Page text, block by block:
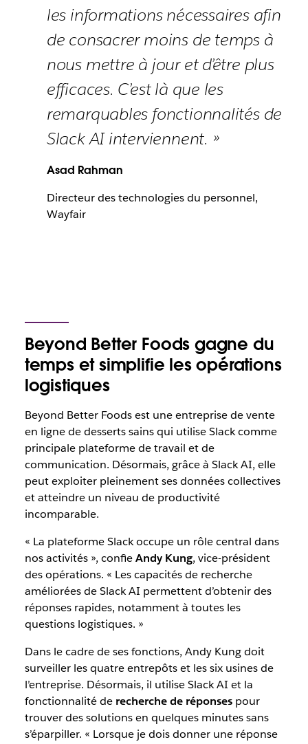
les informations nécessaires afin
de consacrer moins de temps à
nous mettre à jour et d’être plus
efficaces. C’est là que les
remarquables fonctionnalités de
Slack AI interviennent. »
Asad Rahman
Directeur des technologies du personnel,
Wayfair
Beyond Better Foods gagne du
temps et simplifie les opérations
logistiques
Beyond Better Foods est une entreprise de vente
en ligne de desserts sains qui utilise Slack comme
principale plateforme de travail et de
communication. Désormais, grâce à Slack AI, elle
peut exploiter pleinement ses données collectives
et atteindre un niveau de productivité
incomparable.
« La plateforme Slack occupe un rôle central dans
nos activités », confieAndy Kung, vice-président
des opérations. « Les capacités de recherche
améliorées de Slack AI permettent d’obtenir des
réponses rapides, notamment à toutes les
questions logistiques. »
Dans le cadre de ses fonctions, Andy Kung doit
surveiller les quatre entrepôts et les six usines de
l’entreprise. Désormais, il utilise Slack AI et la
fonctionnalité de recherche de réponsespour
trouver des solutions en quelques minutes sans
s’éparpiller. « Lorsque je dois donner une réponse